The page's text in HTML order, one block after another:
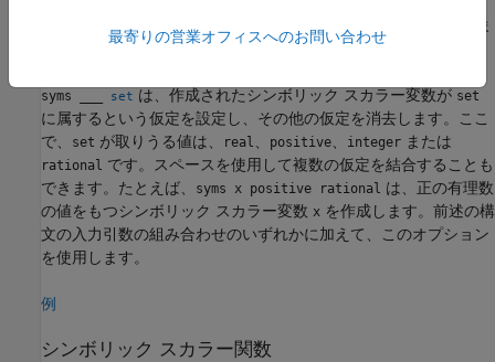
れ、自動生成された要素が埋められる
n行 n列の行列を作成しま
syms set は、作成されたシンボリック スカラー変数が set
に属するという仮定を設定し、その他の仮定を消去します。ここ
で、
set が取りうる値は、 real 、 positive、 integer または
rational です。スペースを使用して複数の仮定を結合することも
できます。たとえば、
syms x positive rational は、正の有理数
の値をもつシンボリック スカラー変数 x を作成します。前述の構
文の入力引数の組み合わせのいずれかに加えて、このオプション
を使用します。
例
シンボリック スカラー関数
最寄りの営業オフィスへのお問い合わせ